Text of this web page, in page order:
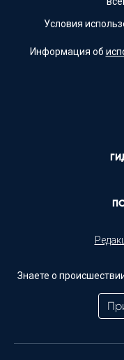
Условия
Информация об
Знаете о